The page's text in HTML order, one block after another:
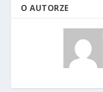
O AUTORZE